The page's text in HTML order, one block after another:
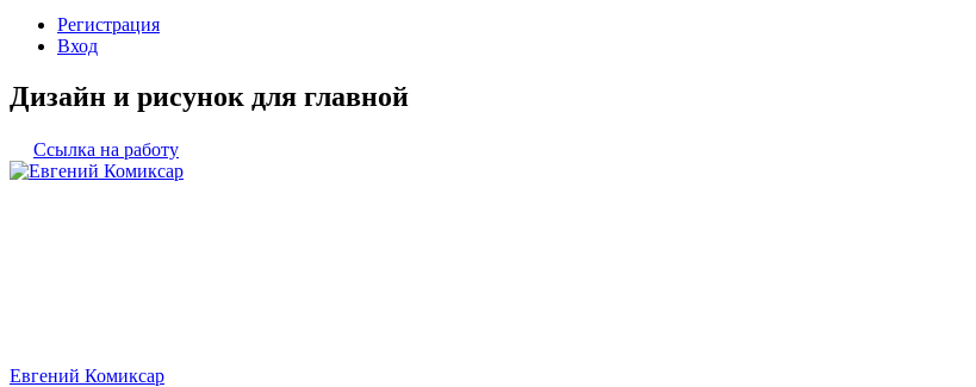
Регистрация
Вход
Дизайн и рисунок для главной
Ссылка на работу
Евгений Комиксар